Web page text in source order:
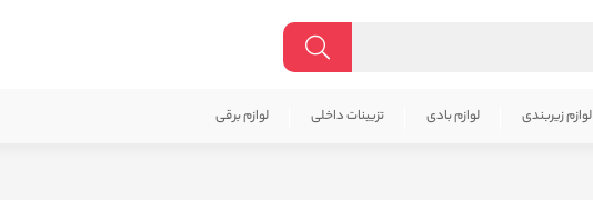
لوازم زیربندی لوازم بادی تزیینات داخلی لوازم برقی